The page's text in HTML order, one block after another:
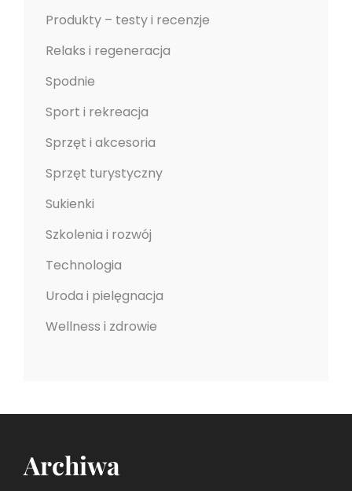
Produkty – testy i recenzje
Relaks i regeneracja
Spodnie
Sport i rekreacja
Sprzęt i akcesoria
Sprzęt turystyczny
Sukienki
Szkolenia i rozwój
Technologia
Uroda i pielęgnacja
Wellness i zdrowie
Archiwa